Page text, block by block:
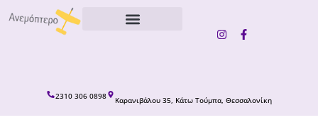
2310 306 0898 Καρανιβάλου 35, Κάτω Τούμπα, Θεσσαλονίκη